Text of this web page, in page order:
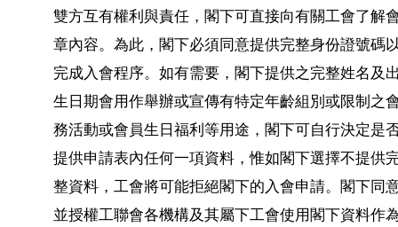
雙方互有權利與責任，閣下可直接向有關工會了解
章內容。為此，閣下必須同意提供完整身份證號碼
完成入會程序。如有需要，閣下提供之完整姓名及
生日期會用作舉辦或宣傳有特定年齡組別或限制之
務活動或會員生日福利等用途，閣下可自行決定是
提供申請表內任何一項資料，惟如閣下選擇不提供
整資料，工會將可能拒絕閣下的入會申請。閣下同
並授權工聯會各機構及其屬下工會使用閣下資料作